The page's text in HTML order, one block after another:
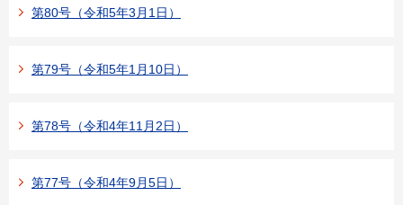
第80号（令和5年3月1日）
第79号（令和5年1月10日）
第78号（令和4年11月2日）
第77号（令和4年9月5日）